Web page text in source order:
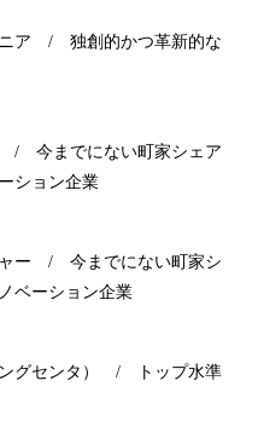
ニア / 独創的かつ革新的な
/ 今までにない町家シェア
ション企業
ャー / 今までにない町家シ
ベーション企業
ングセンタ） / トップ水準